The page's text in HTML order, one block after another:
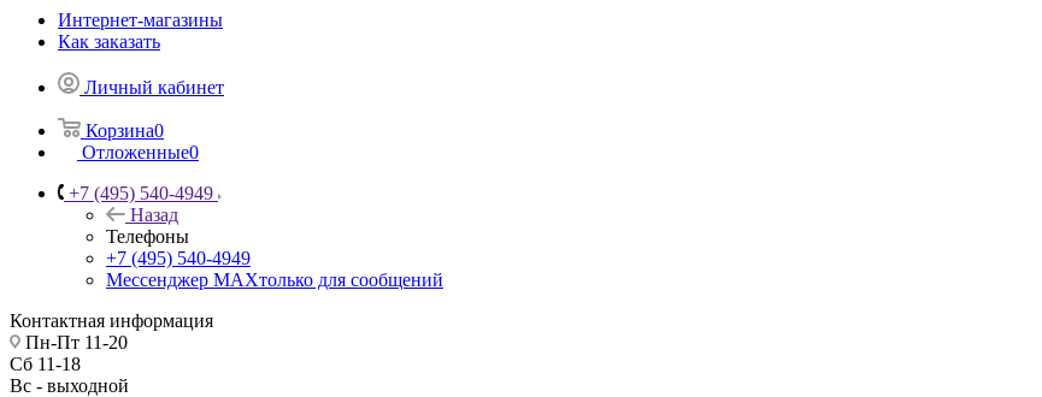
Интернет-магазины
Как заказать
Личный кабинет
Корзина0
Отложенные0
+7 (495) 540-4949
Назад
Телефоны
+7 (495) 540-4949
Мессенджер МАХтолько для сообщений
Контактная информация
Пн-Пт 11-20
Сб 11-18
Вс - выходной